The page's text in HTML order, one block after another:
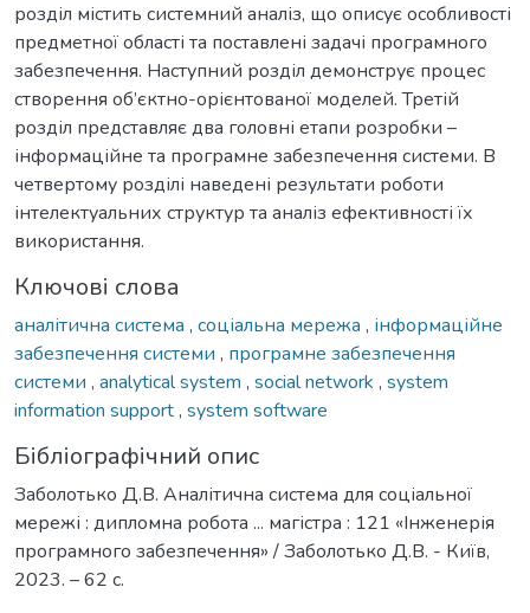
розділ містить системний аналіз, що описує особливості
предметної області та поставлені задачі програмного
забезпечення. Наступний розділ демонструє процес
створення об’єктно-орієнтованої моделей. Третій
розділ представляє два головні етапи розробки –
інформаційне та програмне забезпечення системи. В
четвертому розділі наведені результати роботи
інтелектуальних структур та аналіз ефективності їх
використання.
Ключові слова
аналітична система , соціальна мережа , інформаційне
забезпечення системи , програмне забезпечення
системи , analytical system , social network , system
information support, system software
Бібліографічний опис
Заболотько Д.В. Аналітична система для соціальної
мережі : дипломна робота ... магістра : 121 «Інженерія
програмного забезпечення» / Заболотько Д.В. - Київ,
2023. – 62 с.